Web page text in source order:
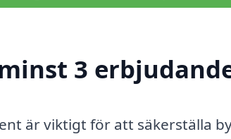
3
är viktigt för att säkerställa